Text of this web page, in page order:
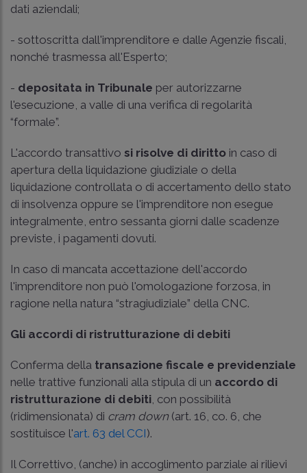
dati aziendali;
- sottoscritta dall'imprenditore e dalle Agenzie fiscali,
nonché trasmessa all'Esperto;
- depositata in Tribunale per autorizzarne
l'esecuzione, a valle di una verifica di regolarità
“formale”.
L'accordo transattivo si risolve di diritto in caso di
apertura della liquidazione giudiziale o della
liquidazione controllata o di accertamento dello stato
di insolvenza oppure se l'imprenditore non esegue
integralmente, entro sessanta giorni dalle scadenze
previste, i pagamenti dovuti.
In caso di mancata accettazione dell'accordo
l'imprenditore non può l'omologazione forzosa, in
ragione nella natura “stragiudiziale” della CNC.
Gli accordi di ristrutturazione di debiti
Conferma della transazione fiscale e previdenziale
nelle trattive funzionali alla stipula di un accordo di
ristrutturazione di debiti , con possibilità
(ridimensionata) di cram down (art. 16, co. 6, che
sostituisce l'art. 63 del CCI).
Il Correttivo, (anche) in accoglimento parziale ai rilievi